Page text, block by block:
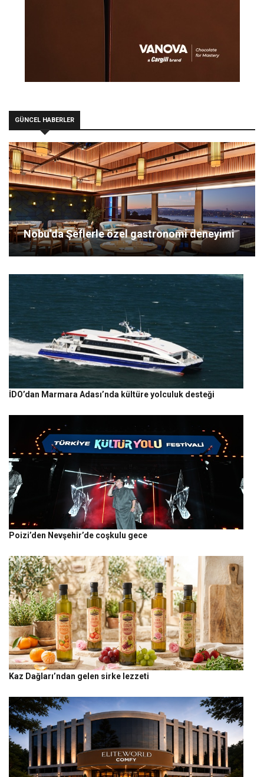
GÜNCEL HABERLER
Nobu’da Şeflerle özel gastronomi deneyimi
İDO’dan Marmara Adası’nda kültüre yolculuk desteği
Poizi’den Nevşehir’de coşkulu gece
Kaz Dağları’ndan gelen sirke lezzeti